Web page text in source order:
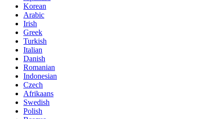
Korean
Arabic
Irish
Greek
Turkish
Italian
Danish
Romanian
Indonesian
Czech
Afrikaans
Swedish
Polish